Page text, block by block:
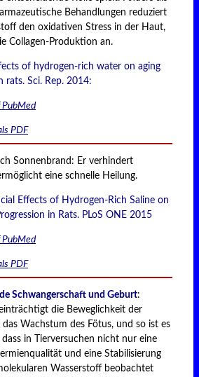
Behandlungen reduziert
den oxidativen Stress in der Haut,
Collagen-Produktion an.
of hydrogen-rich water on aging
rats. Sci. Rep. 2014:
PDF
Sonnenbrand: Er verhindert
eine schnelle Heilung.
Effects of Hydrogen-Rich Saline on
in Rats. PLoS ONE 2015
PDF
Schwangerschaft und Geburt:
die Beweglichkeit der
Wachstum des Fötus, und so ist es
in Tierversuchen nicht nur eine
und eine Stabilisierung
Wasserstoff beobachtet